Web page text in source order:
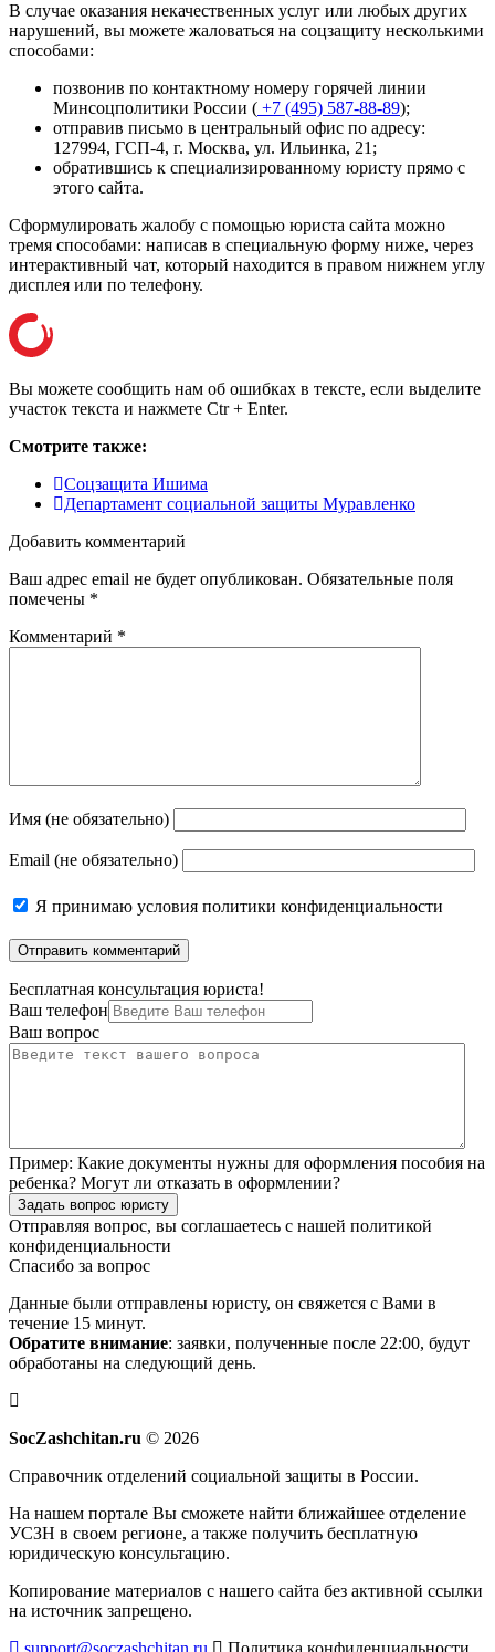
В случае оказания некачественных услуг или любых других
нарушений, вы можете жаловаться на соцзащиту несколькими
способами:
позвонив по контактному номеру горячей линии
Минсоцполитики России ( +7 (495) 587-88-89);
отправив письмо в центральный офис по адресу:
127994, ГСП-4, г. Москва, ул. Ильинка, 21 ;
обратившись к специализированному юристу прямо с
этого сайта.
Сформулировать жалобу с помощью юриста сайта можно
тремя способами: написав в специальную форму ниже, через
интерактивный чат, который находится в правом нижнем углу
дисплея или по телефону.
Вы можете сообщить нам об ошибках в тексте, если выделите
участок текста и нажмете Ctr + Enter.
Смотрите также:
Соцзащита Ишима
Департамент социальной защиты Муравленко
Добавить комментарий
Ваш адрес email не будет опубликован. Обязательные поля
помечены *
Комментарий *
Имя (не обязательно)
Email (не обязательно)
Я принимаю условия политики конфиденциальности
Бесплатная консультация юриста!
Ваш телефон
Ваш вопрос
Пример: Какие документы нужны для оформления пособия на
ребенка? Могут ли отказать в оформлении?
Задать вопрос юристу
Отправляя вопрос, вы соглашаетесь с нашей политикой
конфиденциальности
Спасибо за вопрос
Данные были отправлены юристу, он свяжется с Вами в
течение 15 минут.
Обратите внимание: заявки, полученные после 22:00, будут
обработаны на следующий день.
SocZashchitan.ru © 2026
Справочник отделений социальной защиты в России.
На нашем портале Вы сможете найти ближайшее отделение
УСЗН в своем регионе, а также получить бесплатную
юридическую консультацию.
Копирование материалов с нашего сайта без активной ссылки
на источник запрещено.